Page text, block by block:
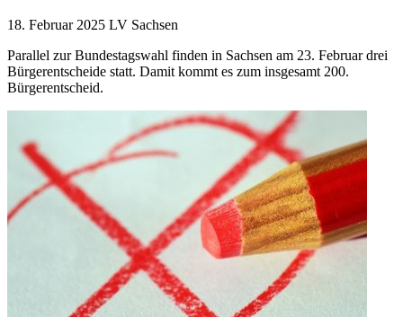
18. Februar 2025 LV Sachsen
Parallel zur Bundestagswahl finden in Sachsen am 23. Februar drei
Bürgerentscheide statt. Damit kommt es zum insgesamt 200.
Bürgerentscheid.